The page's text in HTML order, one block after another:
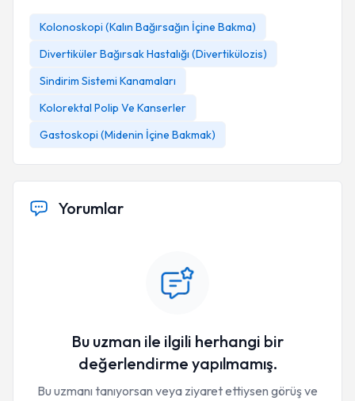
Kolonoskopi (Kalın Bağırsağın İçine Bakma)
Divertiküler Bağırsak Hastalığı (Divertikülozis)
Sindirim Sistemi Kanamaları
Kolorektal Polip Ve Kanserler
Gastoskopi (Midenin İçine Bakmak)
Yorumlar
Bu uzman ile ilgili herhangi bir
değerlendirme yapılmamış.
Bu uzmanı tanıyorsan veya ziyaret ettiysen görüş ve